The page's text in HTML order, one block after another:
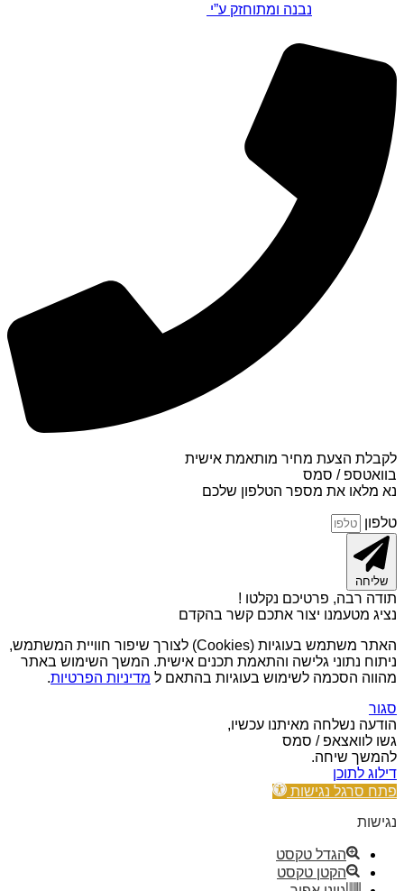
נבנה ומתוחזק ע”י
לקבלת הצעת מחיר מותאמת אישית
בוואטספ / סמס
נא מלאו את מספר הטלפון שלכם
טלפון
שליחה
תודה רבה, פרטיכם נקלטו !
נציג מטעמנו יצור אתכם קשר בהקדם
האתר משתמש בעוגיות (Cookies) לצורך שיפור חוויית המשתמש,
ניתוח נתוני גלישה והתאמת תכנים אישית. המשך השימוש באתר
מהווה הסכמה לשימוש בעוגיות בהתאם ל מדיניות הפרטיות.
סגור
הודעה נשלחה מאיתנו עכשיו,
גשו לוואצאפ / סמס
להמשך שיחה.
דילוג לתוכן
פתח סרגל נגישות
נגישות
הגדל טקסט
הקטן טקסט